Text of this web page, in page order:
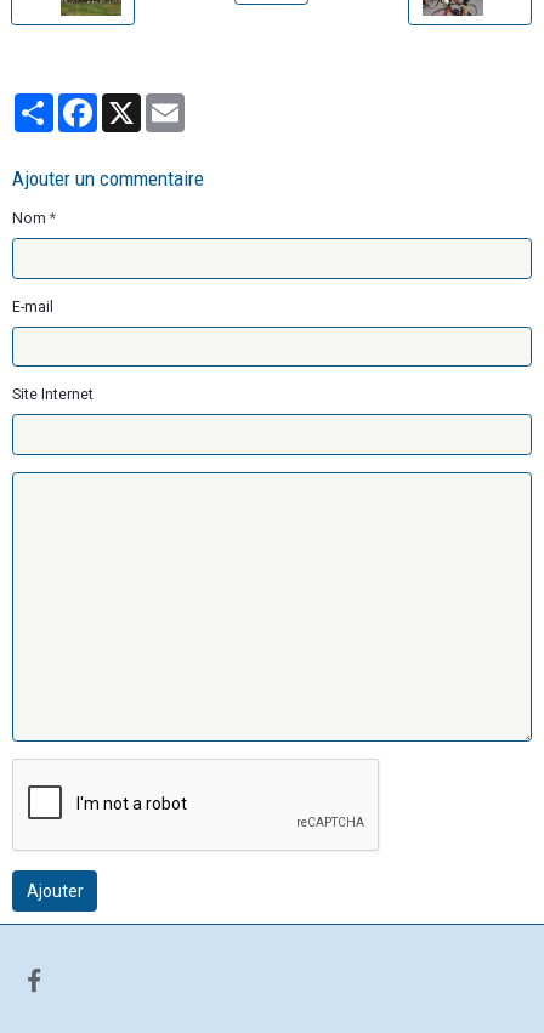
PartagerFacebook
Ajouter un commentaire
Nom
E-mail
Site Internet
Ajouter